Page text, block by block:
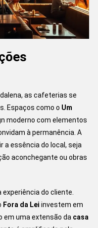
as cafeterias se
Espaços como o Um
moderno com elementos
à permanência. A
a essência do local, seja
aconchegante ou obras
do cliente.
Fora da Lei investem em
em uma extensão da casa